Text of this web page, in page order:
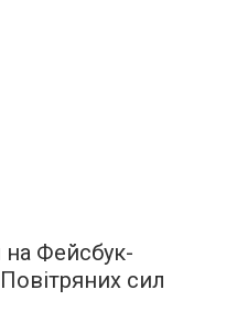
Фейсбук-
сил